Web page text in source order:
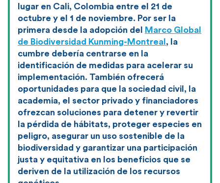
lugar en Cali, Colombia entre el 21 de
octubre y el 1 de noviembre. Por ser la
primera desde la adopción del
Marco Global
de Biodiversidad Kunming-Montreal , la
cumbre debería centrarse en la
identificación de medidas para acelerar su
implementación. También ofrecerá
oportunidades para que la sociedad civil, la
academia, el sector privado y financiadores
ofrezcan soluciones para detener y revertir
la pérdida de hábitats, proteger especies en
peligro, asegurar un uso sostenible de la
biodiversidad y garantizar una participación
justa y equitativa en los beneficios que se
deriven de la utilización de los recursos